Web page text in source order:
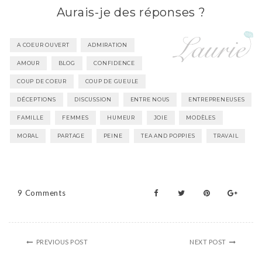
Aurais-je des réponses ?
A COEUR OUVERT ADMIRATION
AMOUR BLOG CONFIDENCE
COUP DE COEUR COUP DE GUEULE
DÉCEPTIONS DISCUSSION ENTRE NOUS ENTREPRENEUSES
FAMILLE FEMMES HUMEUR JOIE MODÈLES
MORAL PARTAGE PEINE TEA AND POPPIES TRAVAIL
9 Comments
PREVIOUS POST NEXT POST